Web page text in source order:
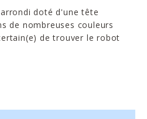
doté d'une tête
de nombreuses couleurs
de trouver le robot